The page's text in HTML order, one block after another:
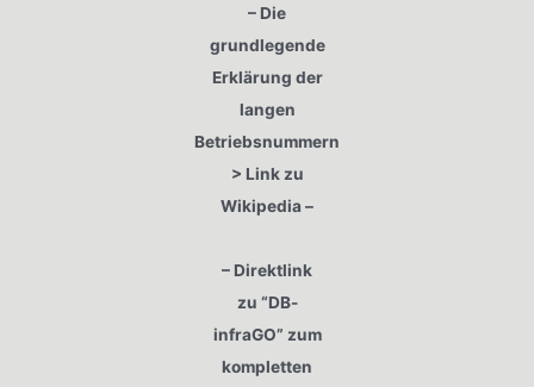
– Die
grundlegende
Erklärung der
langen
Betriebsnummern
> Link zu
Wikipedia –
– Direktlink
zu “DB-
infraGO” zum
kompletten